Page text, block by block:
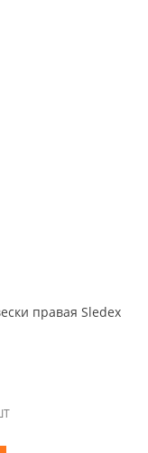
правая Sledex